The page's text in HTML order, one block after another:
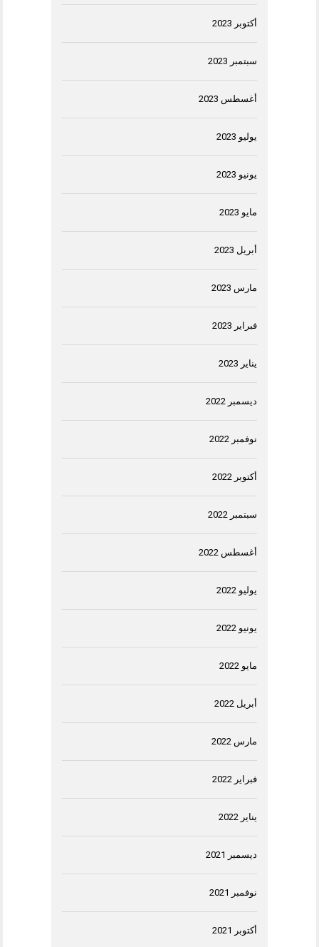
أكتوبر 2023
سبتمبر 2023
أغسطس 2023
يوليو 2023
يونيو 2023
مايو 2023
أبريل 2023
مارس 2023
فبراير 2023
يناير 2023
ديسمبر 2022
نوفمبر 2022
أكتوبر 2022
سبتمبر 2022
أغسطس 2022
يوليو 2022
يونيو 2022
مايو 2022
أبريل 2022
مارس 2022
فبراير 2022
يناير 2022
ديسمبر 2021
نوفمبر 2021
أكتوبر 2021